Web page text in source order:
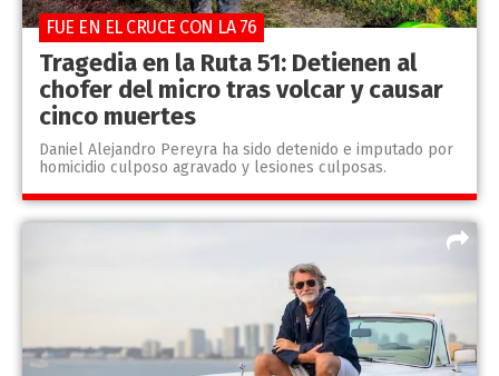
Tragedia en la Ruta 51: Detienen al
chofer del micro tras volcar y causar
cinco muertes
Daniel Alejandro Pereyra ha sido detenido e imputado por
homicidio culposo agravado y lesiones culposas.
FUE EN EL CRUCE CON LA 76